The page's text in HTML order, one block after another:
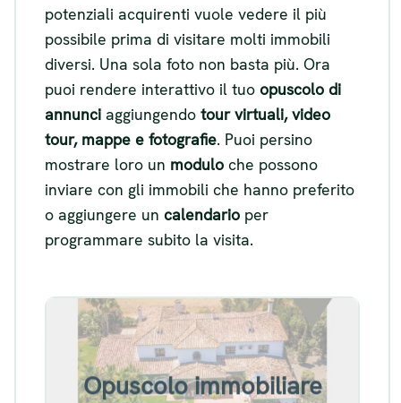
potenziali acquirenti vuole vedere il più
possibile prima di visitare molti immobili
diversi. Una sola foto non basta più. Ora
puoi rendere interattivo il tuo opuscolo di
annunci aggiungendo tour virtuali, video
tour, mappe e fotografie. Puoi persino
mostrare loro un modulo che possono
inviare con gli immobili che hanno preferito
o aggiungere un calendario per
programmare subito la visita.
Opuscolo immobiliare
Esempio di opuscolo di
annunci immobiliari